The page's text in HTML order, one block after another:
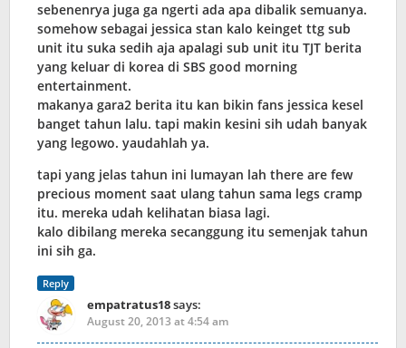
sebenenrya juga ga ngerti ada apa dibalik semuanya.
somehow sebagai jessica stan kalo keinget ttg sub
unit itu suka sedih aja apalagi sub unit itu TJT berita
yang keluar di korea di SBS good morning
entertainment.
makanya gara2 berita itu kan bikin fans jessica kesel
banget tahun lalu. tapi makin kesini sih udah banyak
yang legowo. yaudahlah ya.
tapi yang jelas tahun ini lumayan lah there are few
precious moment saat ulang tahun sama legs cramp
itu. mereka udah kelihatan biasa lagi.
kalo dibilang mereka secanggung itu semenjak tahun
ini sih ga.
Reply
empatratus18says:
August 20, 2013 at 4:54 am